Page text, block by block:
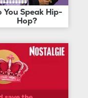
You Speak Hip-
Hop?